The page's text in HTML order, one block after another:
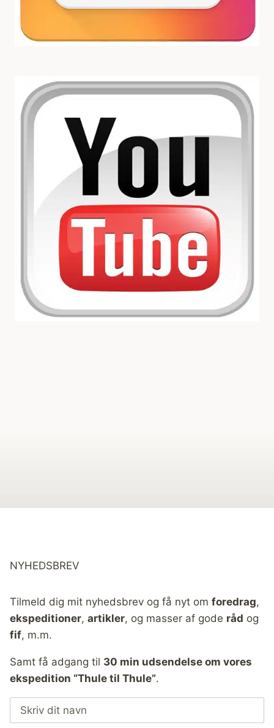
NYHEDSBREV
Tilmeld dig mit nyhedsbrev og få nyt om foredrag,
ekspeditioner, artikler, og masser af gode råd og
fif, m.m.
Samt få adgang til 30 min udsendelse om vores
ekspedition “Thule til Thule”.